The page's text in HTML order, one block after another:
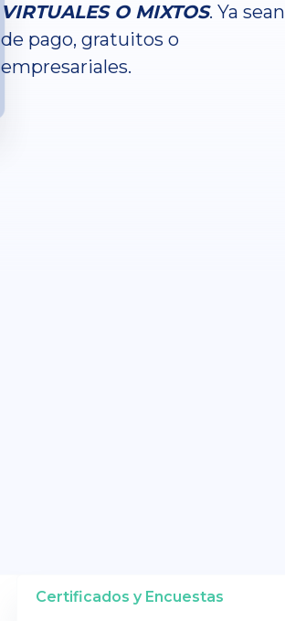
VIRTUALES O MIXTOS. Ya sean
de pago, gratuitos o
empresariales.
Certificados y Encuestas